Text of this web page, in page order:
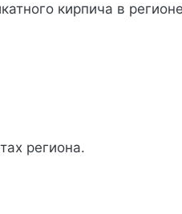
кирпича в
региона.